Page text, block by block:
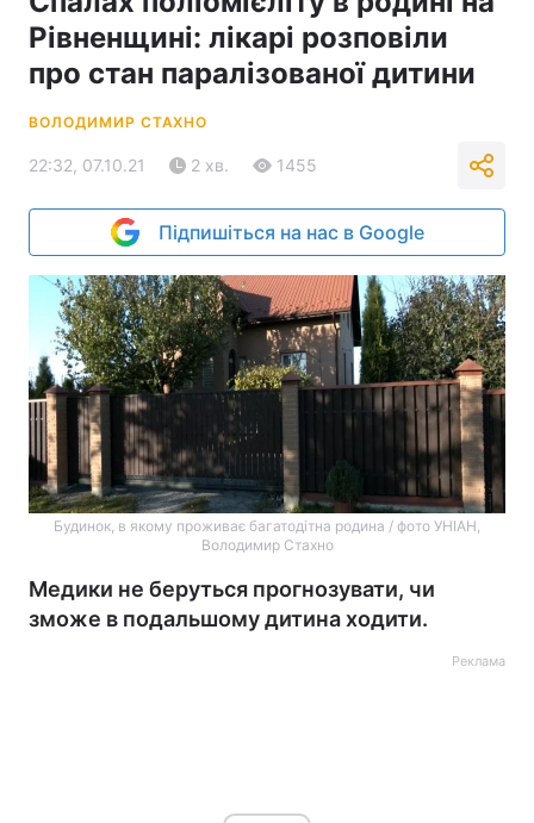
Рівненщині: лікарі розповіли
про стан паралізованої дитини
ВОЛОДИМИР СТАХНО
22:32, 07.10.21 2 хв. 1455
Підпишіться на нас в Google
Будинок, в якому проживає багатодітна родина / фото УНІАН,
Володимир Стахно
Медики не беруться прогнозувати, чи
зможе в подальшому дитина ходити.
Реклама